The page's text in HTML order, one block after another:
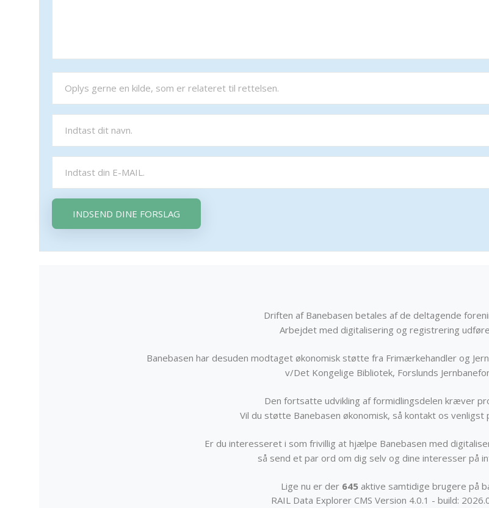
INDSEND DINE FORSLAG
Driften af Banebasen betales af de deltagende
Arbejdet med digitalisering og registrering
Banebasen har desuden modtaget økonomisk støtte fra Frimærkehandler og
v/Det Kongelige Bibliotek, Forslunds
Den fortsatte udvikling af formidlingsdelen kræver
Vil du støtte Banebasen økonomisk, så kontakt os venligst
Er du interesseret i som frivillig at hjælpe Banebasen med
så send et par ord om dig selv og dine interesser på
Lige nu er der 645 aktive samtidige brugere på
RAIL Data Explorer CMS Version 4.0.1 - build: